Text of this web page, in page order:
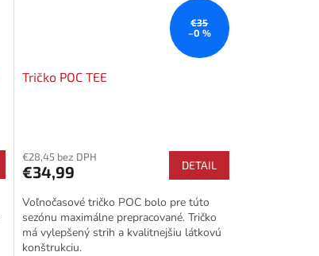
€35
–0 %
Tričko POC TEE
€28,45 bez DPH
€34,99 DETAIL
Voľnočasové tričko POC bolo pre túto
sezónu maximálne prepracované. Tričko
má vylepšený strih a kvalitnejšiu látkovú
konštrukciu.